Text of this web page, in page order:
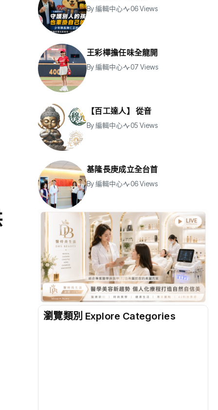
By編輯中心 06 Views
王彩樺擔任味全龍開
By編輯中心 07 Views
【百工達人】 從音
By編輯中心 05 Views
基隆長庚成立全台首
By編輯中心 06 Views
瀏覽類別 Explore Categories